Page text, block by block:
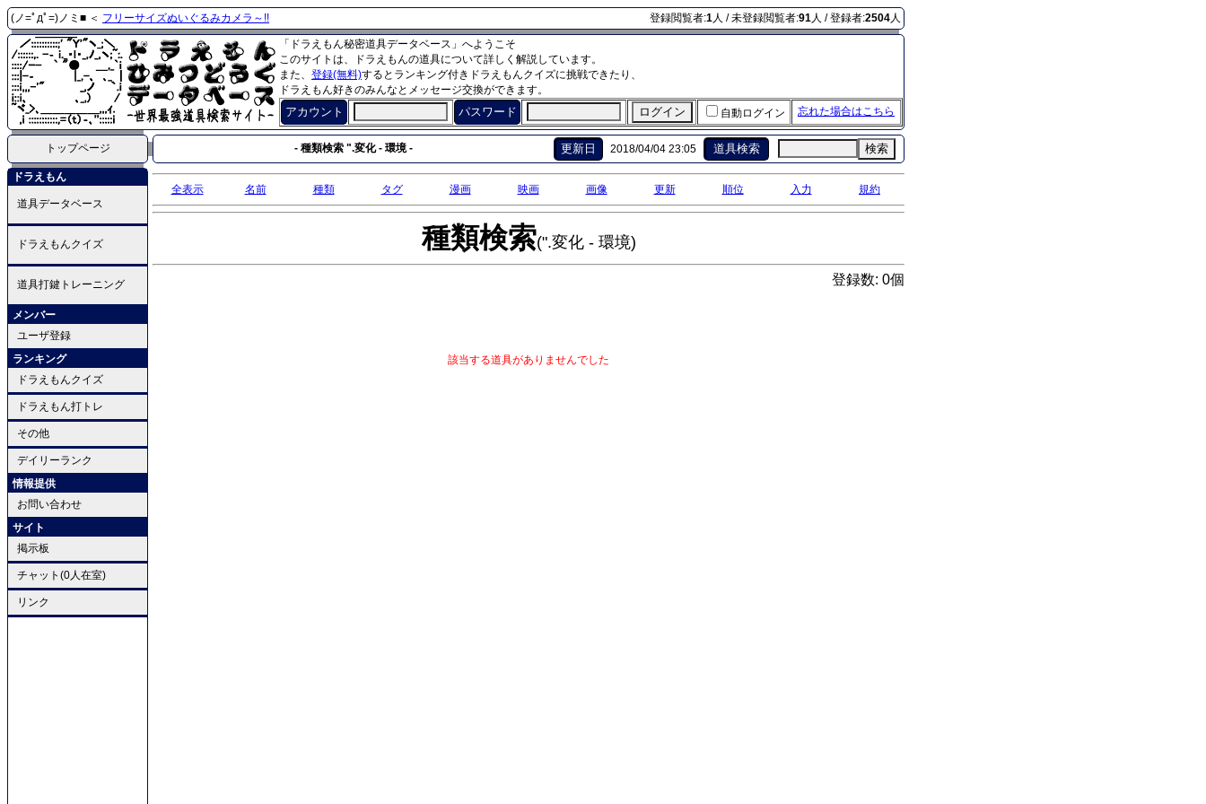
(ノ=ﾟдﾟ=)ノミ■ ＜ フリーサイズぬいぐるみカメラ～!! 登録閲覧者:1人 / 未登録閲覧者:91人 / 登録者:2504人
「ドラえもん秘密道具データベース」へようこそ
このサイトは、ドラえもんの道具について詳しく解説しています。
また、 登録(無料)するとランキング付きドラえもんクイズに挑戦できたり、
ドラえもん好きのみんなとメッセージ交換ができます。
アカウント パスワード 自動ログイン 忘れた場合はこちら
トップページ - 種類検索 ".変化 - 環境 - 更新日 2018/04/04 23:05 道具検索 検索
ドラえもん
道具データベース
ドラえもんクイズ
道具打鍵トレーニング
メンバー
ユーザ登録
ランキング
ドラえもんクイズ
ドラえもん打トレ
その他
デイリーランク
情報提供
お問い合わせ
サイト
掲示板
チャット(0人在室)
リンク
全表示 名前 種類 タグ 漫画 映画 画像 更新 順位 入力 規約
種類検索(".変化 - 環境)
登録数: 0個
該当する道具がありませんでした